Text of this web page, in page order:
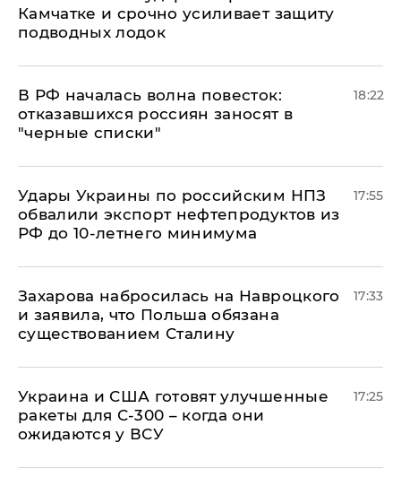
Камчатке и срочно усиливает защиту
подводных лодок
​В РФ началась волна повесток:
отказавшихся россиян заносят в
"черные списки"
18:22
Удары Украины по российским НПЗ
обвалили экспорт нефтепродуктов из
РФ до 10-летнего минимума
17:55
​Захарова набросилась на Навроцкого
и заявила, что Польша обязана
существованием Сталину
17:33
Украина и США готовят улучшенные
ракеты для С-300 – когда они
ожидаются у ВСУ
17:25